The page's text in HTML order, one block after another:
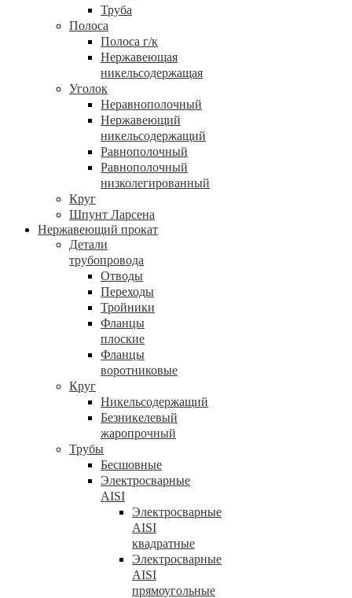
Труба
Полоса
Полоса г/к
Нержавеющая
никельсодержащая
Уголок
Неравнополочный
Нержавеющий
никельсодержащий
Равнополочный
Равнополочный
низколегированный
Круг
Шпунт Ларсена
Нержавеющий прокат
Детали
трубопровода
Отводы
Переходы
Тройники
Фланцы
плоские
Фланцы
воротниковые
Круг
Никельсодержащий
Безникелевый
жаропрочный
Трубы
Бесшовные
Электросварные
AISI
Электросварные
AISI
квадратные
Электросварные
AISI
прямоугольные